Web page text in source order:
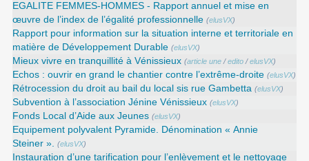
EGALITE FEMMES-HOMMES - Rapport annuel et mise en
œuvre de l’index de l’égalité professionnelle (elusVX)
Rapport pour information sur la situation interne et territoriale en
matière de Développement Durable (elusVX)
Mieux vivre en tranquillité à Vénissieux (article une /edito /elusVX)
Echos : ouvrir en grand le chantier contre l’extrême-droite (elusVX)
Rétrocession du droit au bail du local sis rue Gambetta (elusVX)
Subvention à l’association Jénine Vénissieux (elusVX)
Fonds Local d’Aide aux Jeunes (elusVX)
Equipement polyvalent Pyramide. Dénomination « Annie
Steiner ».
(elusVX)
Instauration d’une tarification pour l’enlèvement et le nettoyage